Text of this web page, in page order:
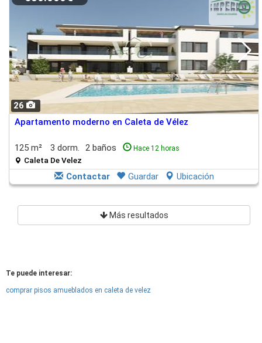
26
Apartamento moderno en Caleta de Vélez
125 m² 3 dorm. 2 baños Hace 12 horas
Caleta De Velez
Contactar Guardar Ubicación
Más resultados
Te puede interesar:
comprar pisos amueblados en caleta de velez